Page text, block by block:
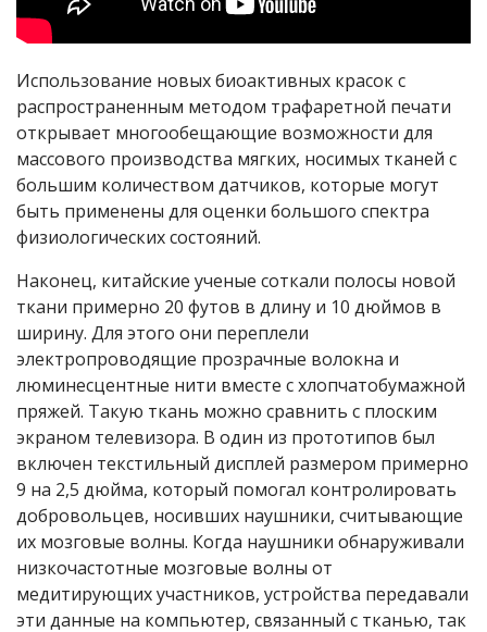
Использование новых биоактивных красок с
распространенным методом трафаретной печати
открывает многообещающие возможности для
массового производства мягких, носимых тканей с
большим количеством датчиков, которые могут
быть применены для оценки большого спектра
физиологических состояний.
Наконец, китайские ученые соткали полосы новой
ткани примерно 20 футов в длину и 10 дюймов в
ширину. Для этого они переплели
электропроводящие прозрачные волокна и
люминесцентные нити вместе с хлопчатобумажной
пряжей. Такую ткань можно сравнить с плоским
экраном телевизора. В один из прототипов был
включен текстильный дисплей размером примерно
9 на 2,5 дюйма, который помогал контролировать
добровольцев, носивших наушники, считывающие
их мозговые волны. Когда наушники обнаруживали
низкочастотные мозговые волны от
медитирующих участников, устройства передавали
эти данные на компьютер, связанный с тканью, так